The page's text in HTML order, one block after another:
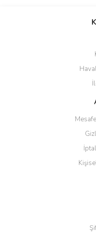
Bu
Ürün resmi kalitesiz,
Ürün açıklamasında
Ürün bilgilerinde
Ürün fiyatı diğer